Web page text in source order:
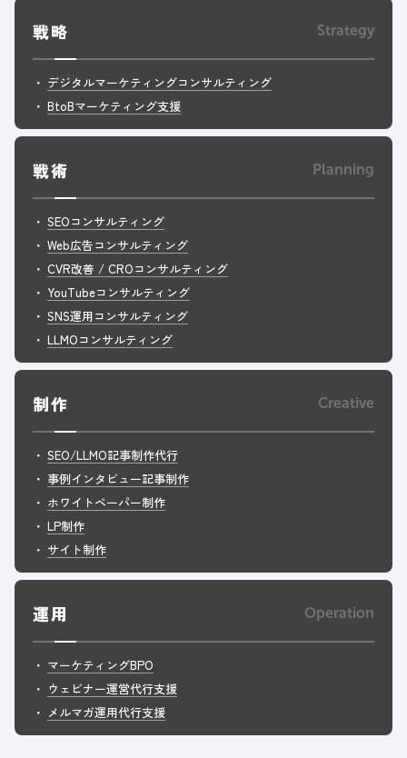
戦略 Strategy
デジタルマーケティングコンサルティング
BtoBマーケティング支援
戦術 Planning
SEOコンサルティング
Web広告コンサルティング
CVR改善 / CROコンサルティング
YouTubeコンサルティング
SNS運用コンサルティング
LLMOコンサルティング
制作 Creative
SEO/LLMO記事制作代行
事例インタビュー記事制作
ホワイトペーパー制作
LP制作
サイト制作
運用 Operation
マーケティングBPO
ウェビナー運営代行支援
メルマガ運用代行支援